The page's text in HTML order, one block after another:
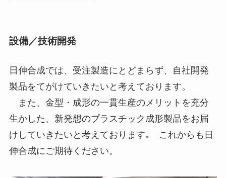
設備／技術開発
日伸合成では、受注製造にとどまらず、自社開発
製品をてがけていきたいと考えております。
また、金型・成形の一貫生産のメリットを充分
生かした、新発想のプラスチック成形製品をお届
けしていきたいと考えております｡ これからも日
伸合成にご期待ください。